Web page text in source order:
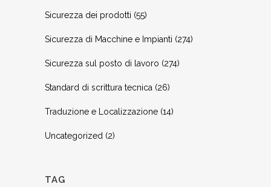
Sicurezza dei prodotti (55)
Sicurezza di Macchine e Impianti (274)
Sicurezza sul posto di lavoro (274)
Standard di scrittura tecnica (26)
Traduzione e Localizzazione (14)
Uncategorized (2)
TAG